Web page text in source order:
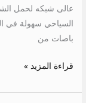
عالى شبكه لحمل
السياحي سهولة في
باصات من
قراءة المزيد »